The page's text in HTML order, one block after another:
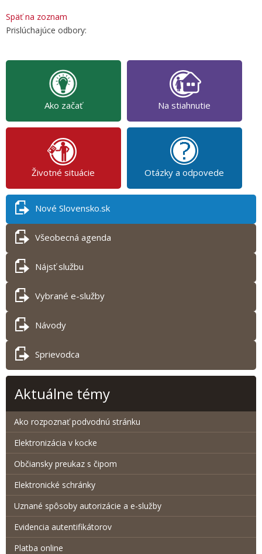
Späť na zoznam
Prislúchajúce odbory:
Ako začať Na stiahnutie
Životné situácie Otázky a odpovede
Nové Slovensko.sk
Všeobecná agenda
Nájsť službu
Vybrané e-služby
Návody
Sprievodca
Aktuálne témy
Ako rozpoznať podvodnú stránku
Elektronizácia v kocke
Občiansky preukaz s čipom
Elektronické schránky
Uznané spôsoby autorizácie a e-služby
Evidencia autentifikátorov
Platba online